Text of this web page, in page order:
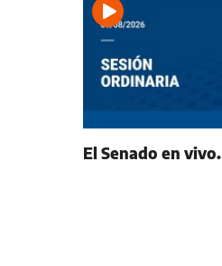
El Senado en vivo.